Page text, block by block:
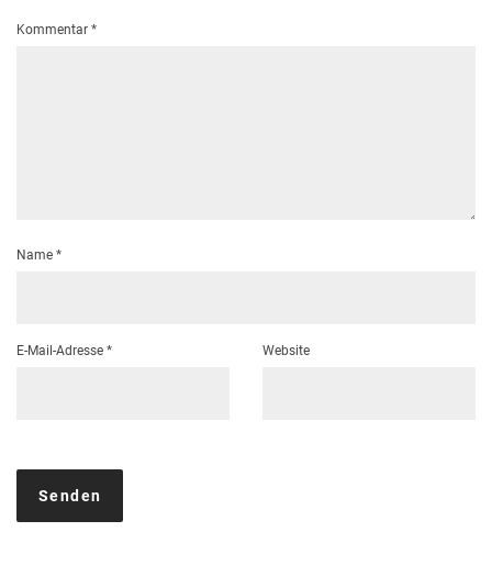
Kommentar *
Name *
E-Mail-Adresse * Website